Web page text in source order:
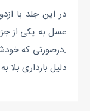
در این جلد با
عسل به یکی از
.درصورتی که
دلیل بارداری